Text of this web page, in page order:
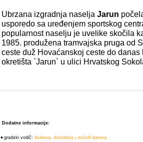
Ubrzana izgradnja naselja Jarun
usporedo sa uređenjem sportskog
popularnost naselju je uvelike skočila
1985. produžena tramvajska pruga od
ceste duž Hovaćanskoj ceste do danas
okretišta `Jarun` u ulici Hrvatskog
Dodatne informacije:
• gradski vodič: klubova, diskoteka i noćnih barova